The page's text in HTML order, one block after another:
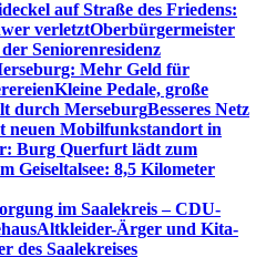
auf Straße des Friedens:
verletztOberbürgermeister
Seniorenresidenz
Mehr Geld für
Kleine Pedale, große
durch MerseburgBesseres Netz
neuen Mobilfunkstandort in
Burg Querfurt lädt zum
Geiseltalsee: 8,5 Kilometer
im Saalekreis – CDU-
Altkleider-Ärger und Kita-
des Saalekreises